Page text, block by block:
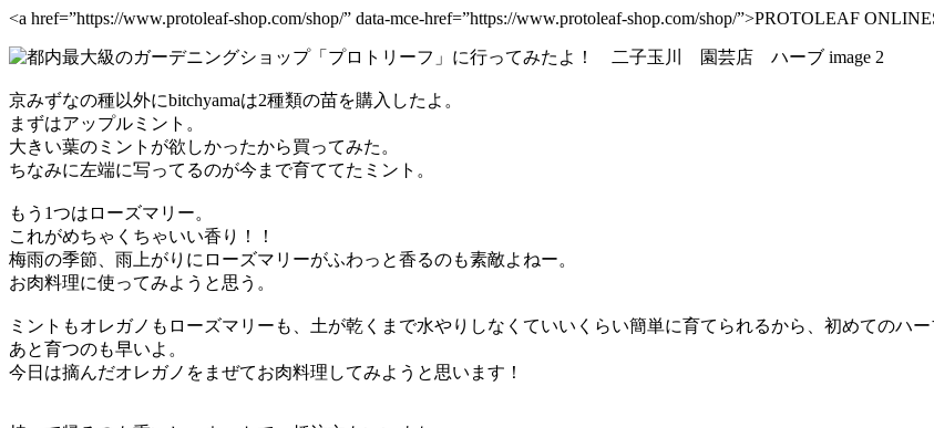
<a href=”https://www.protoleaf-shop.com/shop/” data-mce-href=”https://www.protoleaf-shop.com/shop/”>PROTOLEAF
京みずなの種以外にbitchyamaは2種類の苗を購入したよ。
まずはアップルミント。
大きい葉のミントが欲しかったから買ってみた。
ちなみに左端に写ってるのが今まで育ててたミント。
もう1つはローズマリー。
これがめちゃくちゃいい香り！！
梅雨の季節、雨上がりにローズマリーがふわっと香るのも素敵よねー。
お肉料理に使ってみようと思う。
ミントもオレガノもローズマリーも、土が乾くまで水やりしなくていいくらい簡単に育てられるから、初めてのハ
あと育つのも早いよ。
今日は摘んだオレガノをまぜてお肉料理してみようと思います！